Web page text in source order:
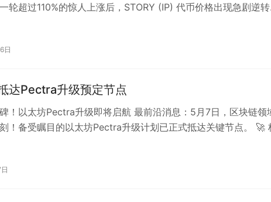
轮超过110%的惊人上涨后，STORY (IP) 代币价格出现急剧逆
日
达Pectra升级预定节点
！以太坊Pectra升级即将启航 最前沿消息：5月7日，区块链领
！备受瞩目的以太坊Pectra升级计划已正式抵达关键节点。 🚀